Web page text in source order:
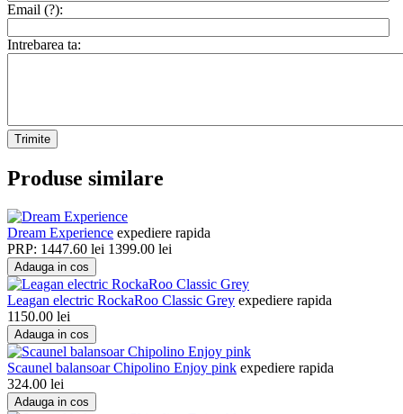
Email (?):
Intrebarea ta:
Trimite
Produse similare
Dream Experience expediere rapida
PRP: 1447.60 lei 1399.00 lei
Adauga in cos
Leagan electric RockaRoo Classic Grey expediere rapida
1150.00 lei
Adauga in cos
Scaunel balansoar Chipolino Enjoy pink expediere rapida
324.00 lei
Adauga in cos